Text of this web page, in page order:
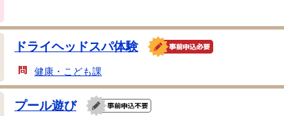
ドライヘッドスパ体験
健康・こども課
プール遊び